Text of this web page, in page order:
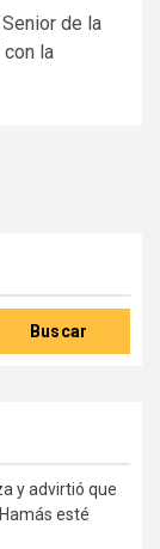
de la
la
Buscar
y advirtió que
esté